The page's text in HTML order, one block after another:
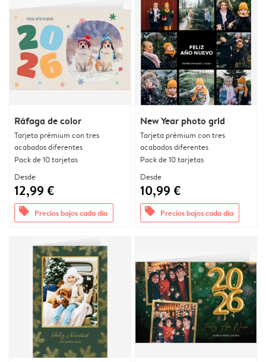
Ráfaga de color
Tarjeta prémium con tres
acabados diferentes
Pack de 10 tarjetas
Desde
12,99 €
offers Precios bajos cada día
New Year photo grid
Tarjeta prémium con tres
acabados diferentes
Pack de 10 tarjetas
Desde
10,99 €
offers Precios bajos cada día